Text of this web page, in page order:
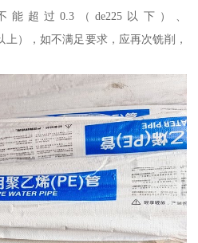
超过0.3（de225以下）、
上），如不满足要求，应再次铣削，